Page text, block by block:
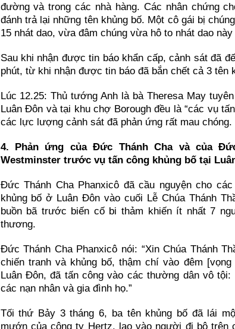
đường và trong các nhà hàng. Các nhân chứng
đánh trả lại những tên khủng bố. Một cô gái bị
15 nhát dao, vừa đâm chúng vừa hô to nhát dao này
Sau khi nhận được tin báo khẩn cấp, cảnh sát đã
phút, từ khi nhận được tin báo đã bắn chết cả 3 tên
Lúc 12.25: Thủ tướng Anh là bà Theresa May
Luân Đôn và tại khu chợ Borough đều là “các vụ
các lực lượng cảnh sát đã phản ứng rất mau chóng.
4. Phản ứng của Đức Thánh Cha và của
Westminster trước vụ tấn công khủng bố tại
Đức Thánh Cha Phanxicô đã cầu nguyện cho
khủng bố ở Luân Đôn vào cuối Lễ Chúa Thánh
buồn bã trước biến cố bi thảm khiến ít nhất 7
thương.
Đức Thánh Cha Phanxicô nói: “Xin Chúa Thánh
chiến tranh và khủng bố, thậm chí vào đêm
Luân Đôn, đã tấn công vào các thường dân vô
các nạn nhân và gia đình họ.”
Tối thứ Bảy 3 tháng 6, ba tên khủng bố đã lái
mướn của công ty Hertz, lao vào người đi bộ trên